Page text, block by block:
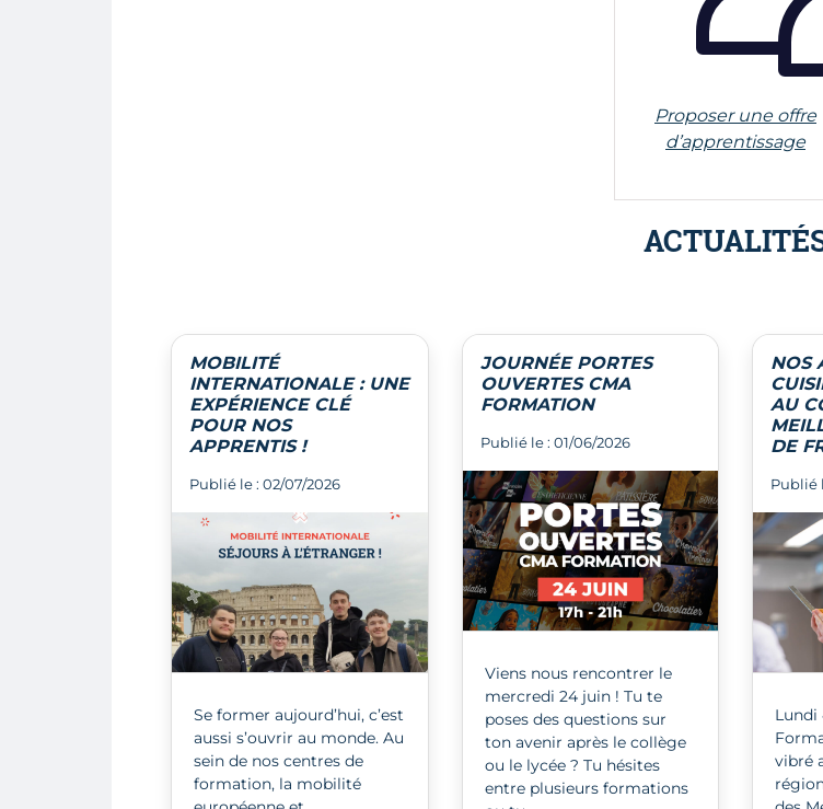
Proposer une offre
d’apprentissage
MOBILITÉ
INTERNATIONALE : UNE
EXPÉRIENCE CLÉ
POUR NOS
APPRENTIS !
Publié le : 02/07/2026
Se former aujourd’hui, c’est
aussi s’ouvrir au monde. Au
sein de nos centres de
formation, la mobilité
JOURNÉE PORTES
OUVERTES CMA
FORMATION
Publié le : 01/06/2026
Viens nous rencontrer le
mercredi 24 juin ! Tu te
poses des questions sur
ton avenir après le collège
ou le lycée ? Tu hésites
entre plusieurs formations
NOS
AU
DE
Publié
Lundi
vibré